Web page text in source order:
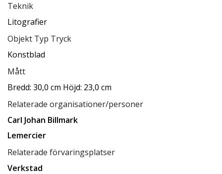
Teknik
Litografier
Objekt Typ Tryck
Konstblad
Mått
Bredd: 30,0 cm Höjd: 23,0 cm
Relaterade organisationer/personer
Carl Johan Billmark
Lemercier
Relaterade förvaringsplatser
Verkstad